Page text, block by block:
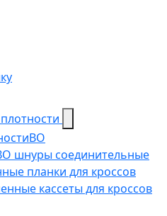
ВО
шнуры соединительные
планки для кроссов
кассеты для кроссов